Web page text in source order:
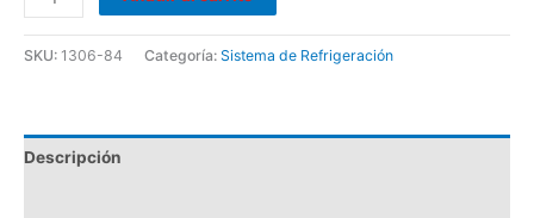
SKU: 1306-84 Categoría: Sistema de Refrigeración
Descripción